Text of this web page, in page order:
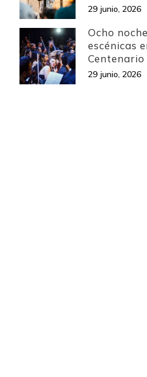
29 junio, 2026
Ocho
escénicas
Centenario
29 junio, 2026